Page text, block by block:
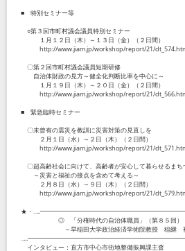
■ 特別セミナー等
○第３回市町村議会議員特別セミナー
１月１２日（木）～１３日（金）（２日間）
http://www.jiam.jp/workshop/report/21/
〇第２回市町村議会議員短期研修
自治体財政の見方～健全化判断比率を中心に～
１月１９日（木）～２０日（金）（２日間）
http://www.jiam.jp/workshop/report/21/
■ 緊急臨時セミナー
〇未曾有の震災を教訓に災害対策の見直しを
２月１日（水）～２日（木）（２日間）
http://www.jiam.jp/workshop/report/21/
〇超高齢社会に向けて、高齢者が安心して暮らせるまち
～災害と福祉の接点を含めて考える～
２月８日（水）～９日（木）（２日間）
http://www.jiam.jp/workshop/report/21/
★・
◎ 「分権時代の自治体職員」（第８５回
～早稲田大学政治経済学術院教授 稲継
インタビュー：直方市中心市街地整備振興課主査